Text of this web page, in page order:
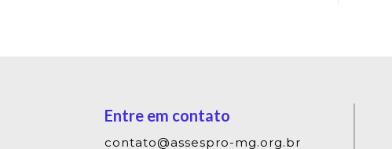
Entre em contato
contato@assespro-mg.org.br